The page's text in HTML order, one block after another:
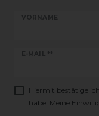
VORNAME
E-MAIL **
Newsletter
Hiermit bestätige
habe. Meine